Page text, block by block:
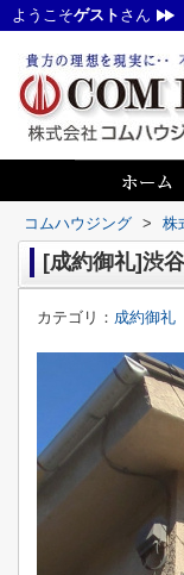
ようこそゲスト さん
コムハウジング > 株
[成約御礼]渋
カテゴリ： 成約御礼